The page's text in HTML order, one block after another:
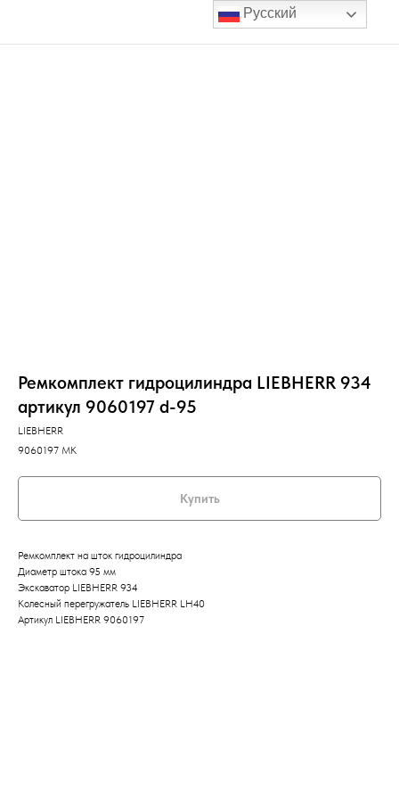
Русский
Ремкомплект гидроцилиндра LIEBHERR 934
артикул 9060197 d-95
LIEBHERR
9060197 MK
Купить
Ремкомплект на шток гидроцилиндра
Диаметр штока 95 мм
Экскаватор LIEBHERR 934
Колесный перегружатель LIEBHERR LH40
Артикул LIEBHERR 9060197